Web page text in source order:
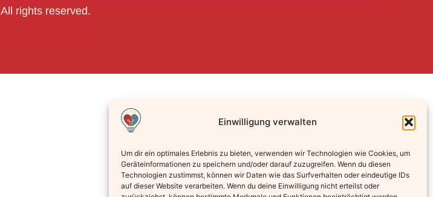
Einwilligung verwalten
Um dir ein optimales Erlebnis zu bieten, verwenden wir Technologien wie Cookies, um
Geräteinformationen zu speichern und/oder darauf zuzugreifen. Wenn du diesen
Technologien zustimmst, können wir Daten wie das Surfverhalten oder eindeutige IDs
auf dieser Website verarbeiten. Wenn du deine Einwilligung nicht erteilst oder
All rights reserved.